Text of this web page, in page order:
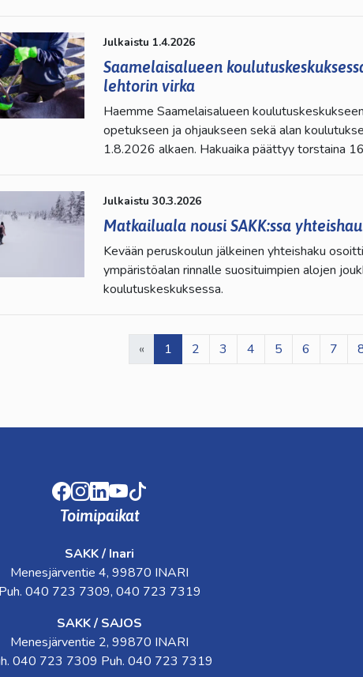
Julkaistu 1.4.2026
Saamelaisalueen
lehtorin virka
Haemme Saamelaisalueen
opetukseen ja ohjaukseen sekä alan
1.8.2026 alkaen. Hakuaika päättyy torstaina
Julkaistu 30.3.2026
Matkailuala nousi SAKK:ssa
Kevään peruskoulun jälkeinen yhteishaku
ympäristöalan rinnalle suosituimpien alojen
koulutuskeskuksessa.
« 1 2 3 4 5 6 7
Facebook
Instagram
LinkedIn
Youtube
Toimipaikat
SAKK / Inari
Menesjärventie 4, 99870 INARI
Puh. 040 723 7309, 040 723 7319
SAKK / SAJOS
Menesjärventie 2, 99870 INARI
040 723 7309 Puh. 040 723 7319